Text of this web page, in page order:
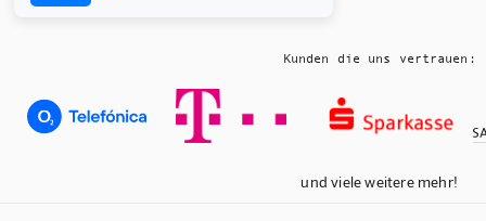
Kunden die uns vertrauen:
und viele weitere mehr!